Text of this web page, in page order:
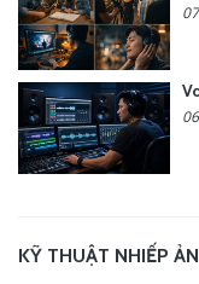
KỸ THUẬT NHIẾP